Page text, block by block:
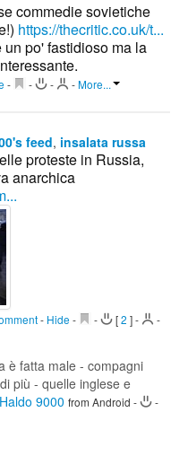
commedie sovietiche
https://thecritic.co.uk/t...
po' fastidioso ma la
- - - -More...
feed, insalata russa
proteste in Russia,
anarchica
- Hide - - [2 ]-
-
è fatta male - compagni
più - quelle inglese e
Haldo 9000 from Android - -